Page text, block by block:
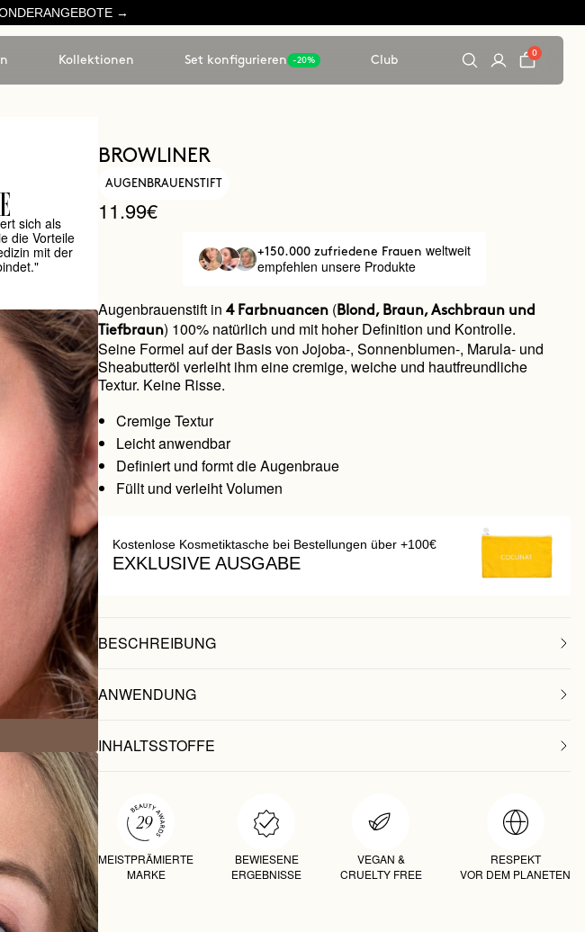
→
Kollektionen Set konfigurieren -20% Club
0
sich als
die Vorteile
mit der
BROWLINER
AUGENBRAUENSTIFT
11.99€
+150.000 zufriedene Frauenweltweit
empfehlen unsere Produkte
Augenbrauenstift in4 Farbnuancen ( Blond, Braun, Aschbraun und
Tiefbraun) 100% natürlich und mit hoher Definition und Kontrolle.
Seine Formel auf der Basis von Jojoba-, Sonnenblumen-, Marula- und
Sheabutteröl verleiht ihm eine cremige, weiche und hautfreundliche
Textur. Keine Risse.
Cremige Textur
Leicht anwendbar
Definiert und formt die Augenbraue
Füllt und verleiht Volumen
Kostenlose Kosmetiktasche bei Bestellungen über +100€
EXKLUSIVE AUSGABE
BESCHREIBUNG
ANWENDUNG
INHALTSSTOFFE
MEISTPRÄMIERTE
MARKE
BEWIESENE
ERGEBNISSE
VEGAN &
CRUELTY FREE
RESPEKT
VOR DEM PLANETEN